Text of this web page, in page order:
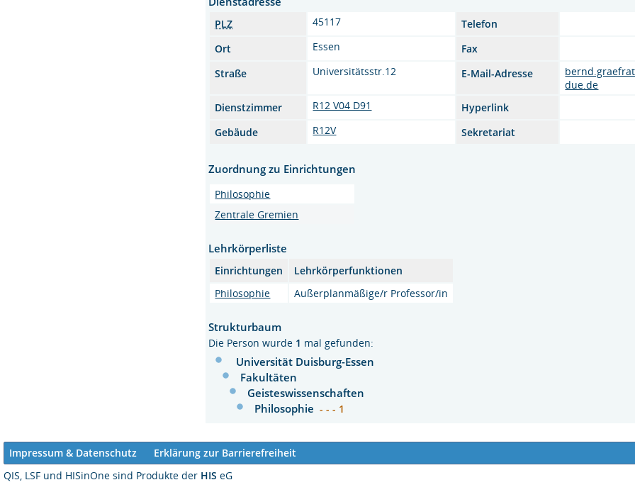
PLZ 45117
Telefon
Ort
Essen
Fax
Straße
Universitätsstr.12 E-Mail-Adresse
due.de
Dienstzimmer
R12 V04 D91
Hyperlink
Gebäude
R12V Sekretariat
Zuordnung zu Einrichtungen
Philosophie
Zentrale Gremien
Lehrkörperliste
Einrichtungen
Lehrkörperfunktionen
Philosophie
Außerplanmäßige/r Professor/in
Strukturbaum
Die Person wurde 1 mal gefunden:
Universität Duisburg-Essen
Fakultäten
Geisteswissenschaften
Philosophie - - - 1
Impressum & Datenschutz
Erklärung zur Barrierefreiheit
QIS, LSF und HISinOne sind Produkte der HIS eG